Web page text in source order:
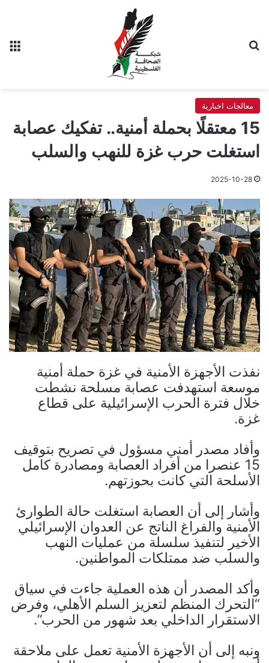
معالجات اخبارية
15 معتقلًا بحملة أمنية.. تفكيك عصابة
استغلت حرب غزة للنهب والسلب
2025-10-28
نفذت الأجهزة الأمنية في غزة حملة أمنية
موسعة استهدفت عصابة مسلحة نشطت
خلال فترة الحرب الإسرائيلية على قطاع
غزة.
وأفاد مصدر أمني مسؤول في تصريح بتوقيف
15 عنصرا من أفراد العصابة ومصادرة كامل
الأسلحة التي كانت بحوزتهم.
وأشار إلى أن العصابة استغلت حالة الطوارئ
الأمنية والفراغ الناتج عن العدوان الإسرائيلي
الأخير لتنفيذ سلسلة من عمليات النهب
والسلب ضد ممتلكات المواطنين.
وأكد المصدر أن هذه العملية جاءت في سياق
“التحرك المنظم لتعزيز السلم الأهلي، وفرض
الاستقرار الداخلي بعد شهور من الحرب”.
ونبه إلى أن الأجهزة الأمنية تعمل على ملاحقة